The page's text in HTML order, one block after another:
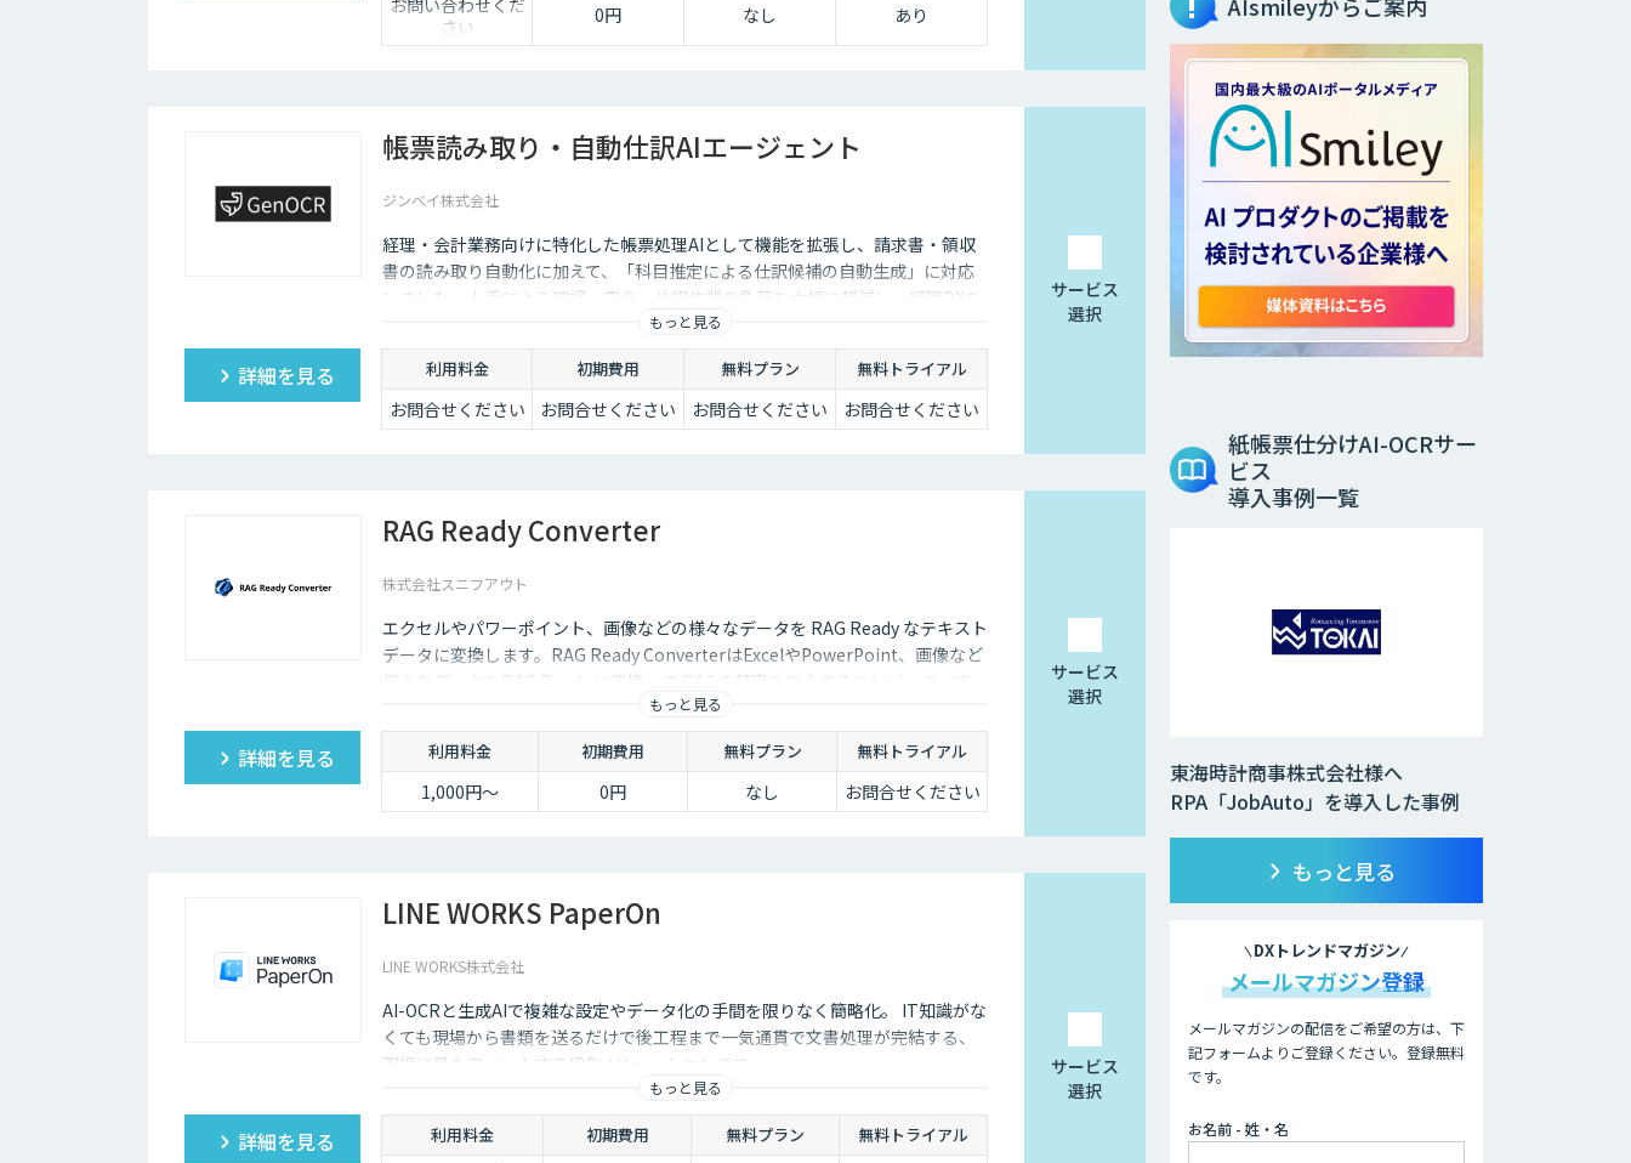
さい
0円 なし あり
帳票読み取り・自動仕訳AIエージェント
ジンベイ株式会社
経理・会計業務向けに特化した帳票処理AIとして機能を拡張し、請求書・領収
書の読み取り自動化に加えて、「科目推定による仕訳候補の自動生成」に対応
しました。人手による確認・突合・仕訳作業の負荷を大幅に軽減し、経理DXを
もっと見る
詳細を見る 利用料金 初期費用 無料プラン 無料トライアル
お問合せください お問合せください お問合せください お問合せください
サービス
選択
RAG Ready Converter
株式会社スニフアウト
エクセルやパワーポイント、画像などの様々なデータを RAG Ready なテキスト
データに変換します。RAG Ready ConverterはExcelやPowerPoint、画像など
様々なデータをRAG Ready に変換して RAGの精度を向上するコンバーターで
もっと見る
詳細を見る 利用料金 初期費用 無料プラン 無料トライアル
1,000円～ 0円 なし お問合せください
サービス
選択
LINE WORKS PaperOn
LINE WORKS株式会社
AI-OCRと生成AIで複雑な設定やデータ化の手間を限りなく簡略化。 IT知識がな
くても現場から書類を送るだけで後工程まで一気通貫で文書処理が完結する、
現場に最もフィットするIDPソリューションです。
もっと見る
詳細を見る 利用料金 初期費用 無料プラン 無料トライアル
サービス
選択
紙帳票仕分けAI-OCRサー
ビス
導入事例一覧
東海時計商事株式会社様へ
RPA「JobAuto」を導入した事例
もっと見る
DXトレンドマガジン
メールマガジン登録
メールマガジンの配信をご希望の方は、下
記フォームよりご登録ください。登録無料
です。
お名前 - 姓・名